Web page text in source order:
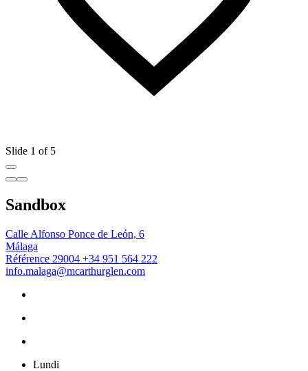
Slide 1 of 5
Sandbox
Calle Alfonso Ponce de León, 6
Málaga
Référence 29004 +34 951 564 222
info.malaga@mcarthurglen.com
Lundi